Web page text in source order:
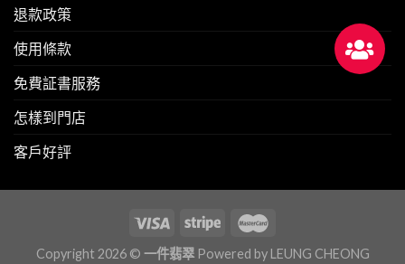
退款政策
使用條款
免費証書服務
怎樣到門店
客戶好評
Copyright 2026 © 一件翡翠Powered by LEUNG CHEONG